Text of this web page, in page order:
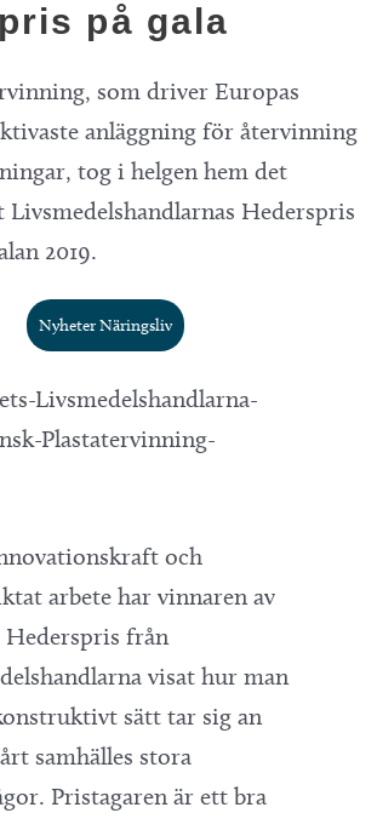
på gala
som driver Europas
anläggning för återvinning
tog i helgen hem det
Hederspris
2019.
Nyheter Näringsliv
och
arbete har vinnaren av
Hederspris från
visat hur man
sätt tar sig an
samhälles stora
Pristagaren är ett bra